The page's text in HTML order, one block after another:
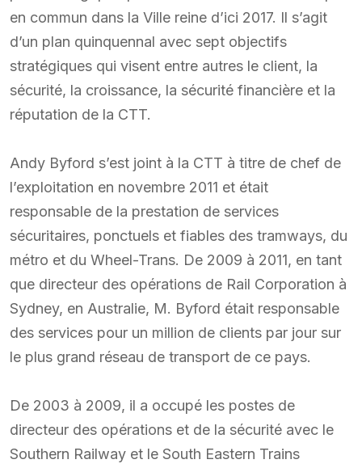
en commun dans la Ville reine d’ici 2017. Il s’agit
d’un plan quinquennal avec sept objectifs
stratégiques qui visent entre autres le client, la
sécurité, la croissance, la sécurité financière et la
réputation de la CTT.
Andy Byford s’est joint à la CTT à titre de chef de
l’exploitation en novembre 2011 et était
responsable de la prestation de services
sécuritaires, ponctuels et fiables des tramways, du
métro et du Wheel-Trans. De 2009 à 2011, en tant
que directeur des opérations de Rail Corporation à
Sydney, en Australie, M. Byford était responsable
des services pour un million de clients par jour sur
le plus grand réseau de transport de ce pays.
De 2003 à 2009, il a occupé les postes de
directeur des opérations et de la sécurité avec le
Southern Railway et le South Eastern Trains